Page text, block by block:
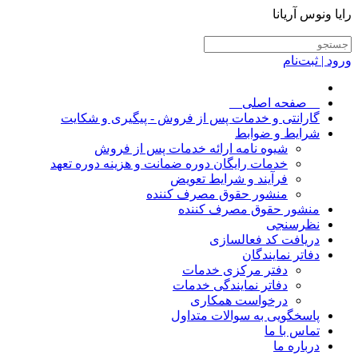
رایا ونوس آریانا
ورود | ثبت‌نام
__صفحه اصلی__
گارانتی و خدمات پس از فروش - پیگیری و شکایت
شرایط و ضوابط
شیوه نامه ارائه خدمات پس از فروش
خدمات رایگان دوره ضمانت و هزینه دوره تعهد
فرآیند و شرایط تعویض
منشور حقوق مصرف کننده
منشور حقوق مصرف کننده
نظرسنجی
دریافت کد فعالسازی
دفاتر نمایندگان
دفتر مرکزی خدمات
دفاتر نمایندگی خدمات
درخواست همکاری
پاسخگویی به سوالات متداول
تماس با ما
درباره ما